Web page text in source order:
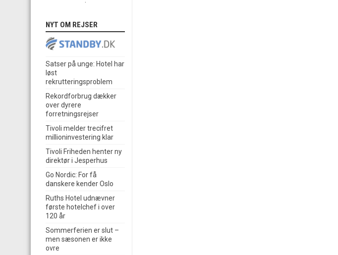
NYT OM REJSER
Satser på unge: Hotel har
løst
rekrutteringsproblem
Rekordforbrug dækker
over dyrere
forretningsrejser
Tivoli melder trecifret
millioninvestering klar
Tivoli Friheden henter ny
direktør i Jesperhus
Go Nordic: For få
danskere kender Oslo
Ruths Hotel udnævner
første hotelchef i over
120 år
Sommerferien er slut –
men sæsonen er ikke
ovre